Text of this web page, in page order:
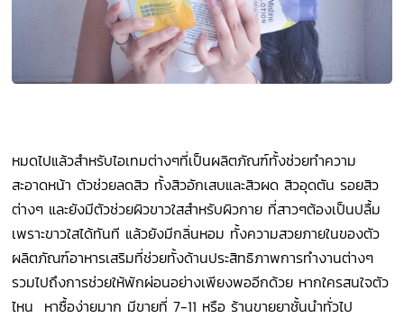
หมดไปแล้วสำหรับไอเทมต่างๆที่เป็นผลิตภัณฑ์ทั้งช่วยทำความ
สะอาดหน้า ตัวช่วยลดสิว ทั้งสิวอักเสบและสิวผด สิวอุดตัน รอยสิว
ต่างๆ และยังมีตัวช่วยผิวขาวใสสำหรับผิวกาย ที่สาวๆต้องเป็นปลื้ม
เพราะขาวใสได้ทันที แล้วยังมีกลิ่นหอม ทั้งความสวยภายในของตัว
ผลิตภัณฑ์อาหารเสริมที่ช่วยทั้งด้านประสิทธิภาพการทำงานต่างๆ
รวมไปถึงการช่วยให้พักผ่อนอย่างเพียงพออีกด้วย หากใครสนใจตัว
ไหน หาซื้อง่ายมาก มีขายที่ 7-11 หรือ ร้านขายยาชั้นนำทั่วไป